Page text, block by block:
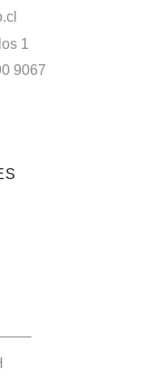
1
9067